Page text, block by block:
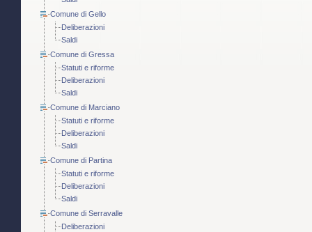
Comune di Gello
Deliberazioni
Saldi
Comune di Gressa
Statuti e riforme
Deliberazioni
Saldi
Comune di Marciano
Statuti e riforme
Deliberazioni
Saldi
Comune di Partina
Statuti e riforme
Deliberazioni
Saldi
Comune di Serravalle
Deliberazioni